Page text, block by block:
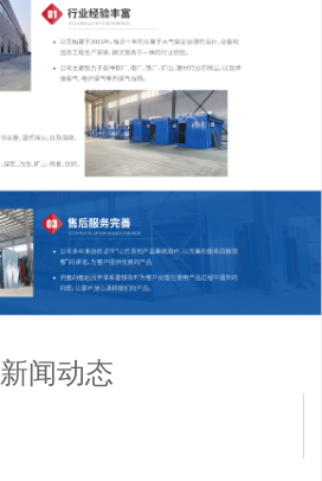
新闻动态